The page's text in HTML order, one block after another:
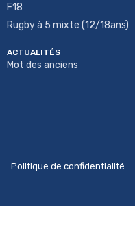
F18
Rugby à 5 mixte (12/18ans)
ACTUALITÉS
Mot des anciens
Politique de confidentialité